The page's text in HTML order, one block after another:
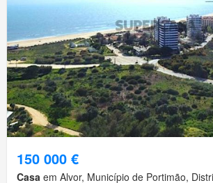
150 000 €
Casa em Alvor, Município de Portimão,